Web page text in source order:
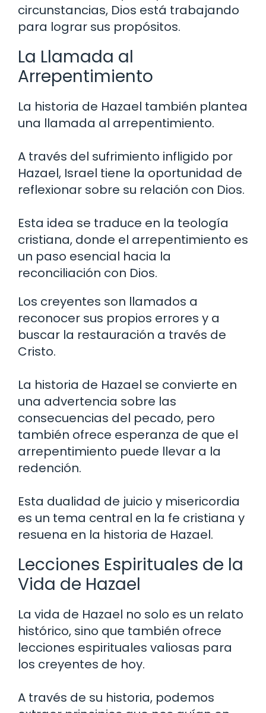
circunstancias, Dios está trabajando
para lograr sus propósitos.
La Llamada al
Arrepentimiento
La historia de Hazael también plantea
una llamada al arrepentimiento.
A través del sufrimiento infligido por
Hazael, Israel tiene la oportunidad de
reflexionar sobre su relación con Dios.
Esta idea se traduce en la teología
cristiana, donde el arrepentimiento es
un paso esencial hacia la
reconciliación con Dios.
Los creyentes son llamados a
reconocer sus propios errores y a
buscar la restauración a través de
Cristo.
La historia de Hazael se convierte en
una advertencia sobre las
consecuencias del pecado, pero
también ofrece esperanza de que el
arrepentimiento puede llevar a la
redención.
Esta dualidad de juicio y misericordia
es un tema central en la fe cristiana y
resuena en la historia de Hazael.
Lecciones Espirituales de la
Vida de Hazael
La vida de Hazael no solo es un relato
histórico, sino que también ofrece
lecciones espirituales valiosas para
los creyentes de hoy.
A través de su historia, podemos